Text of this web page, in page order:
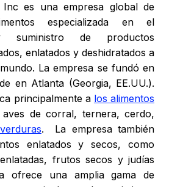
Inc es una empresa global de
especializada en el
suministro de productos
enlatados y deshidratados a
La empresa se fundó en
en Atlanta (Georgia, EE.UU.).
principalmente a los alimentos
de corral, ternera, cerdo,
. La empresa también
enlatados y secos, como
frutos secos y judías
ofrece una amplia gama de